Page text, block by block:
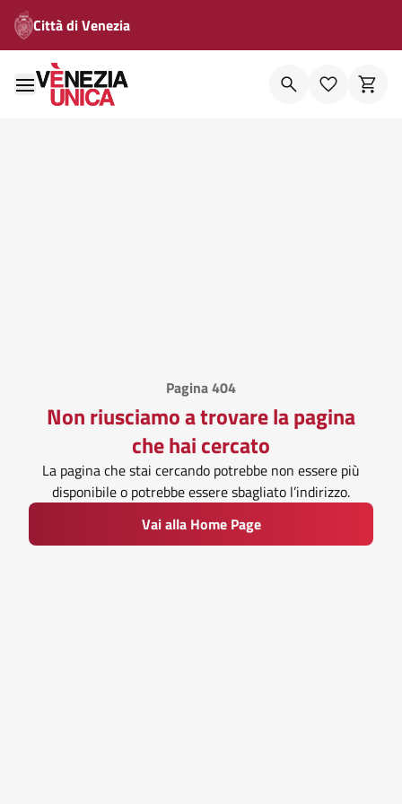
Città di Venezia
Pagina 404
Non riusciamo a trovare la pagina
che hai cercato
La pagina che stai cercando potrebbe non essere più
disponibile o potrebbe essere sbagliato l’indirizzo.
Vai alla Home Page